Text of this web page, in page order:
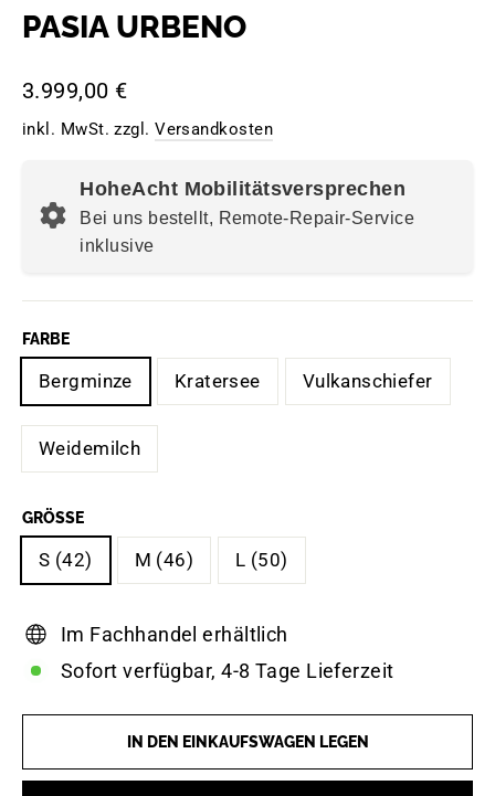
PASIA URBENO
Normaler
Preis
3.999,00 €
inkl. MwSt. zzgl.Versandkosten
HoheAcht Mobilitätsversprechen
Bei uns bestellt, Remote-Repair-Service
inklusive
FARBE
Bergminze Kratersee Vulkanschiefer
Weidemilch
GRÖSSE
S (42) M (46) L (50)
Im Fachhandel erhältlich
Sofort verfügbar, 4-8 Tage Lieferzeit
IN DEN EINKAUFSWAGEN LEGEN